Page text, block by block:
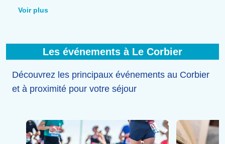
que de nombreux
savoyardes
Voir plus
Les événements à Le Corbier
Découvrez les principaux événements au Corbier
et à proximité pour votre séjour